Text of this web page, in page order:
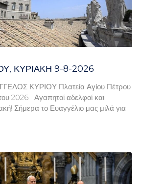
ΚΥΡΙΑΚΉ 9-8-2026
ΚΥΡΙΟΥ Πλατεία Αγίου Πέτρου
2026 Αγαπητοί αδελφοί και
Σήμερα το Ευαγγέλιο μας μιλά για